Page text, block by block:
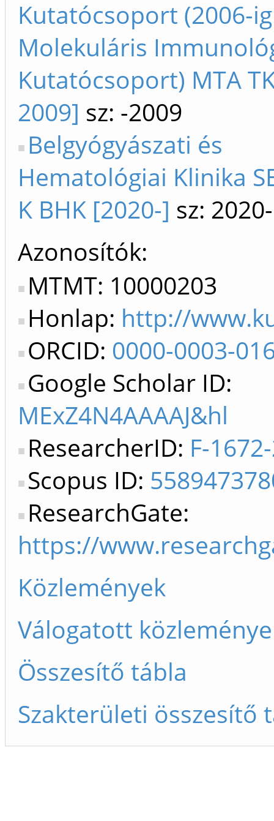
Kutatócsoport (2006-
Molekuláris
Kutatócsoport) MTA
2009] sz: -2009
Belgyógyászati és
Hematológiai Klinika
K BHK [2020-] sz: 2020-
Azonosítók
MTMT: 10000203
Honlap: http://
ORCID: 0000-0003-
Google Scholar ID:
MExZ4N4AAAAJ&hl
ResearcherID: F-
Scopus ID:
ResearchGate:
https://
Közlemények
Válogatott
Összesítő tábla
Szakterületi összesítő